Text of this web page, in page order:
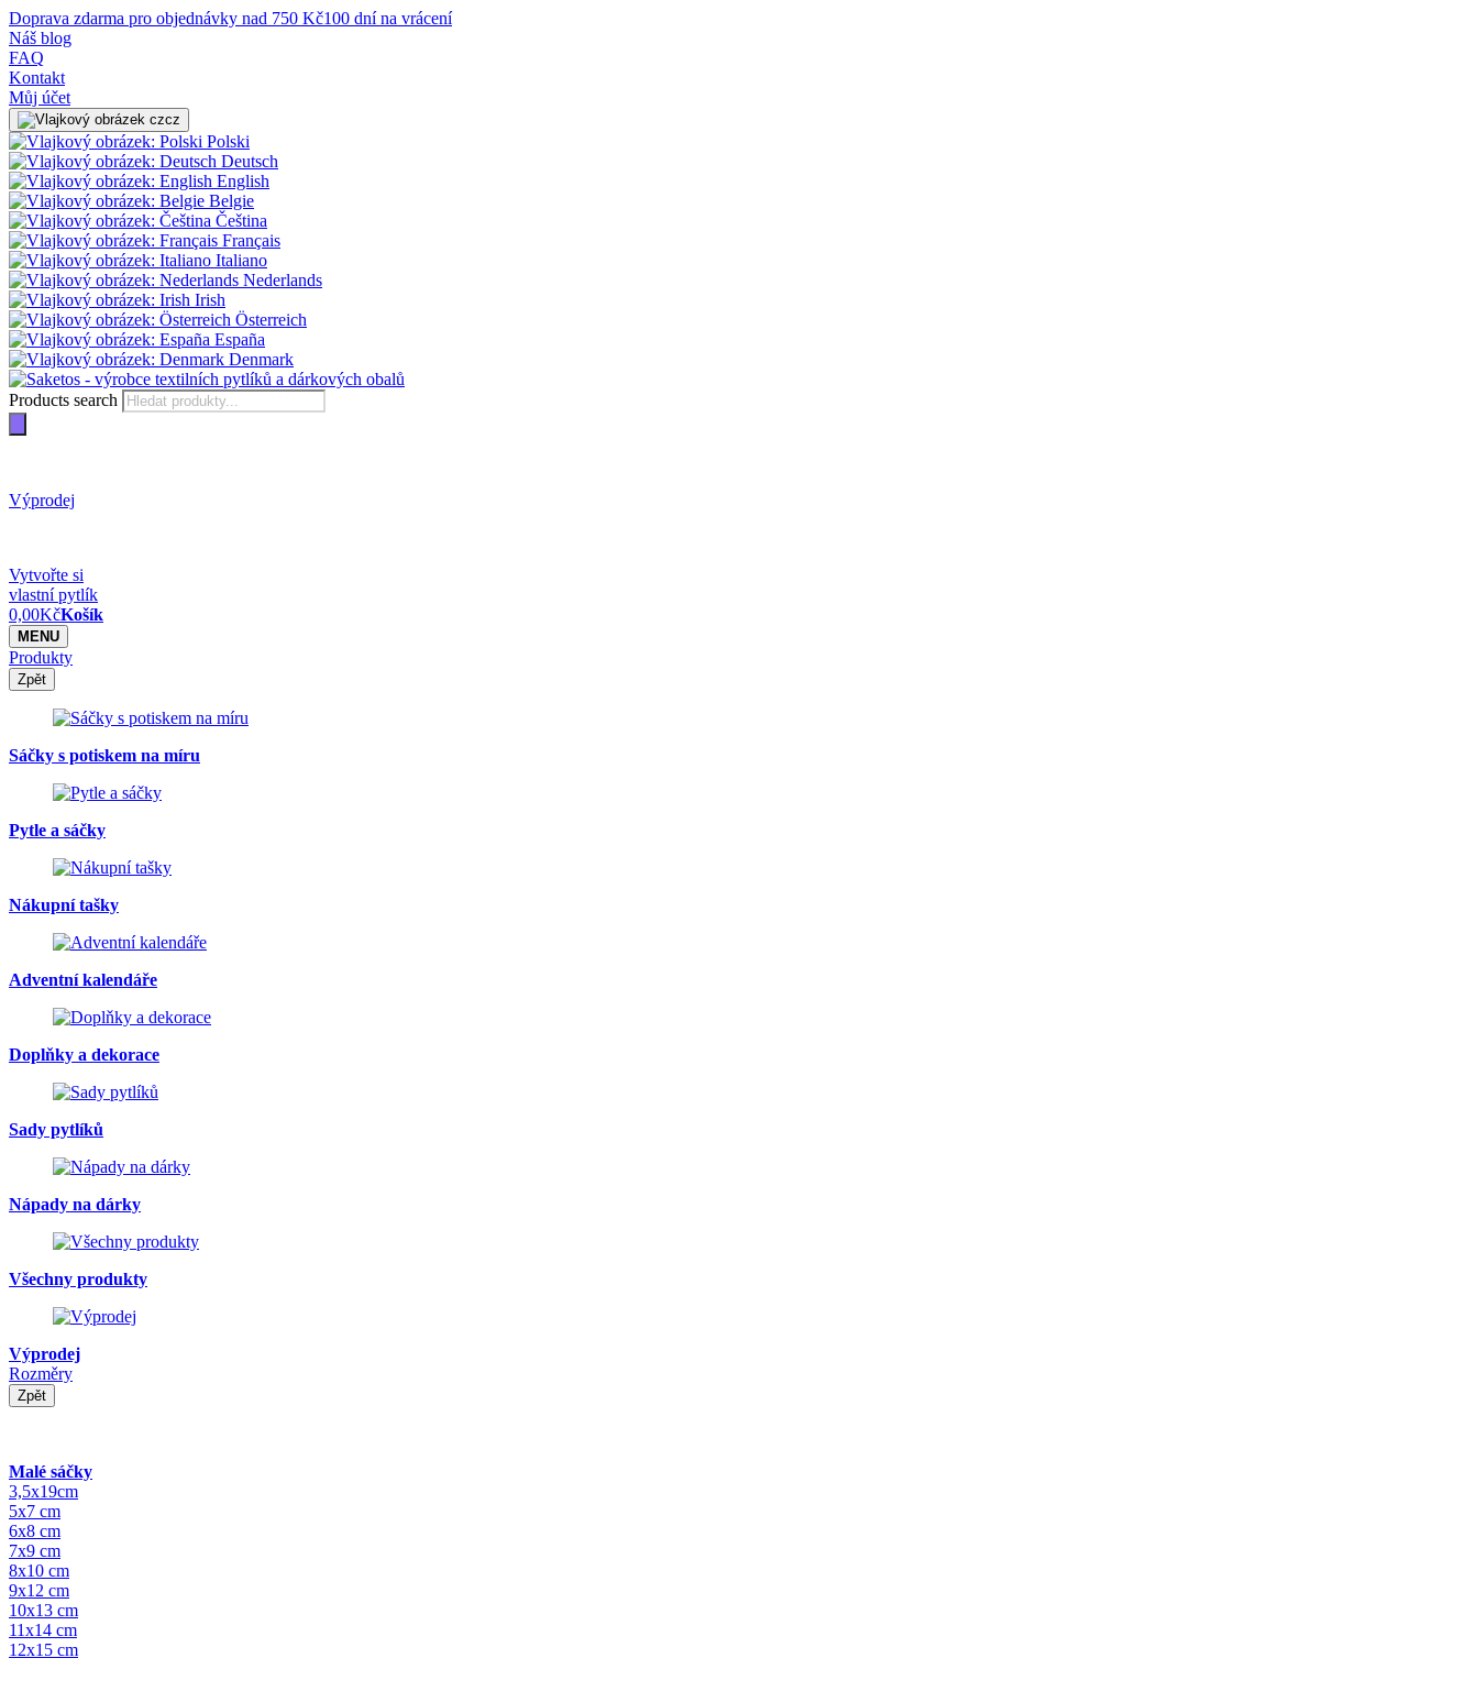
Doprava zdarma pro objednávky nad 750 Kč100 dní na vrácení
Náš blog
FAQ
Kontakt
Můj účet
cz
Polski
Deutsch
English
Belgie
Čeština
Français
Italiano
Nederlands
Irish
Österreich
España
Denmark
Products search
Výprodej
Vytvořte si
vlastní pytlík
0,00KčKošík
MENU
Produkty
Zpět
Sáčky s potiskem na míru
Pytle a sáčky
Nákupní tašky
Adventní kalendáře
Doplňky a dekorace
Sady pytlíků
Nápady na dárky
Všechny produkty
Výprodej
Rozměry
Zpět
Malé sáčky
3,5x19cm
5x7 cm
6x8 cm
7x9 cm
8x10 cm
9x12 cm
10x13 cm
11x14 cm
12x15 cm